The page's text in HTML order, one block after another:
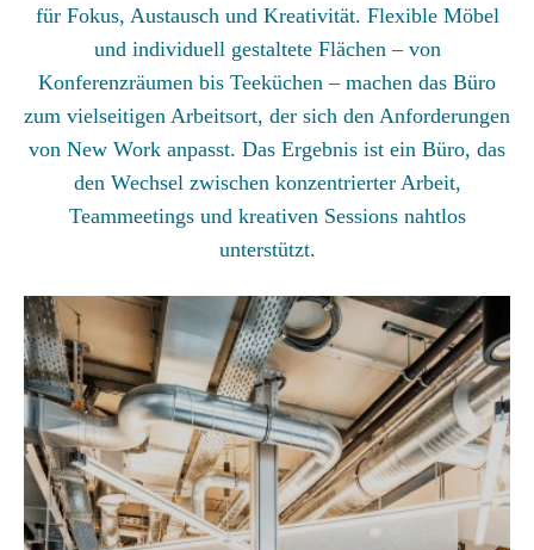
für Fokus, Austausch und Kreativität. Flexible Möbel
und individuell gestaltete Flächen – von
Konferenzräumen bis Teeküchen – machen das Büro
zum vielseitigen Arbeitsort, der sich den Anforderungen
von New Work anpasst. Das Ergebnis ist ein Büro, das
den Wechsel zwischen konzentrierter Arbeit,
Teammeetings und kreativen Sessions nahtlos
unterstützt.